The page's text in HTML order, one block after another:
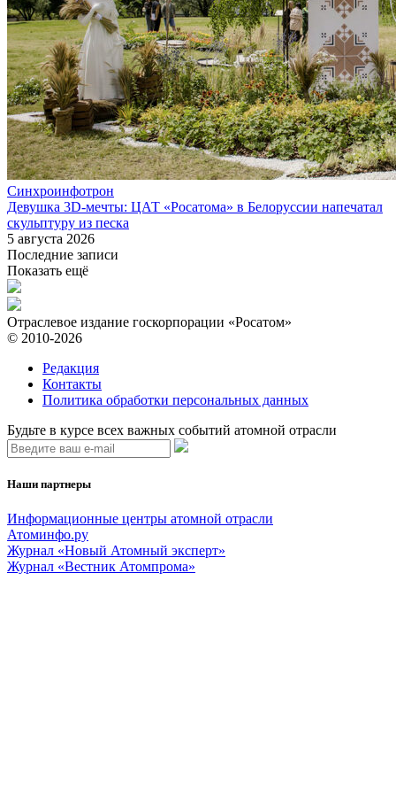
Синхроинфотрон
Девушка 3D-мечты: ЦАТ «Росатома» в Белоруссии напечатал
скульптуру из песка
5 августа 2026
Последние записи
Показать ещё
Отраслевое издание госкорпорации «Росатом»
© 2010-2026
Редакция
Контакты
Политика обработки персональных данных
Будьте в курсе всех важных событий атомной отрасли
Наши партнеры
Информационные центры атомной отрасли
Атоминфо.ру
Журнал «Новый Атомный эксперт»
Журнал «Вестник Атомпрома»